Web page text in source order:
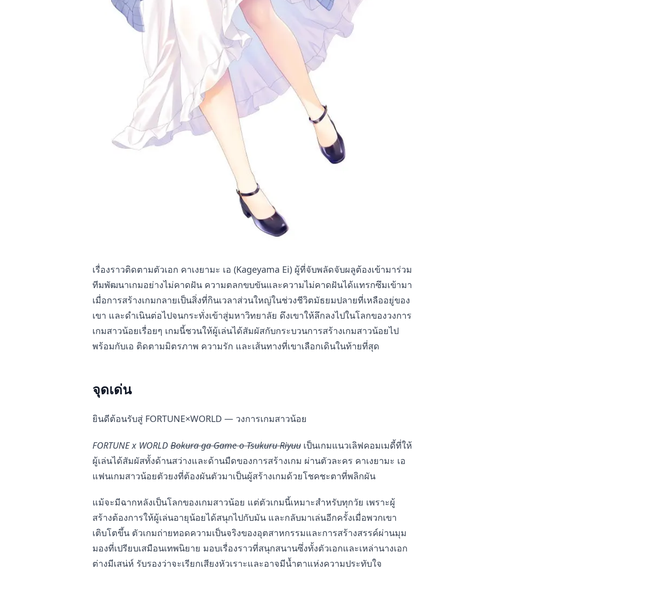
เรื่องราวติดตามตัวเอก คาเงยามะ เอ (Kageyama Ei) ผู้ที่จับพลัดจับผลูต้องเข้ามาร่วม
ทีมพัฒนาเกมอย่างไม่คาดฝัน ความตลกขบขันและความไม่คาดฝันได้แทรกซึมเข้ามา
เมื่อการสร้างเกมกลายเป็นสิ่งที่กินเวลาส่วนใหญ่ในช่วงชีวิตมัธยมปลายที่เหลืออยู่ของ
เขา และดำเนินต่อไปจนกระทั่งเข้าสู่มหาวิทยาลัย ดึงเขาให้ลึกลงไปในโลกของวงการ
เกมสาวน้อยเรื่อยๆ เกมนี้ชวนให้ผู้เล่นได้สัมผัสกับกระบวนการสร้างเกมสาวน้อยไป
พร้อมกับเอ ติดตามมิตรภาพ ความรัก และเส้นทางที่เขาเลือกเดินในท้ายที่สุด
จุดเด่น
ยินดีต้อนรับสู่ FORTUNE×WORLD — วงการเกมสาวน้อย
FORTUNE x WORLD Bokura ga Game o Tsukuru Riyuu เป็นเกมแนวเลิฟคอมเมดี้ที่ให้
ผู้เล่นได้สัมผัสทั้งด้านสว่างและด้านมืดของการสร้างเกม ผ่านตัวละคร คาเงยามะ เอ
แฟนเกมสาวน้อยตัวยงที่ต้องผันตัวมาเป็นผู้สร้างเกมด้วยโชคชะตาที่พลิกผัน
แม้จะมีฉากหลังเป็นโลกของเกมสาวน้อย แต่ตัวเกมนี้เหมาะสำหรับทุกวัย เพราะผู้
สร้างต้องการให้ผู้เล่นอายุน้อยได้สนุกไปกับมัน และกลับมาเล่นอีกครั้งเมื่อพวกเขา
เติบโตขึ้น ตัวเกมถ่ายทอดความเป็นจริงของอุตสาหกรรมและการสร้างสรรค์ผ่านมุม
มองที่เปรียบเสมือนเทพนิยาย มอบเรื่องราวที่สนุกสนานซึ่งทั้งตัวเอกและเหล่านางเอก
ต่างมีเสน่ห์ รับรองว่าจะเรียกเสียงหัวเราะและอาจมีน้ำตาแห่งความประทับใจ